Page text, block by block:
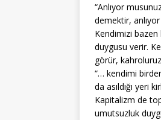
“Anlıyor
demektir,
Kendimizi
duygusu verir.
görür,
“… kendimi
da asıldığı yeri
Kapitalizm de
umutsuzluk